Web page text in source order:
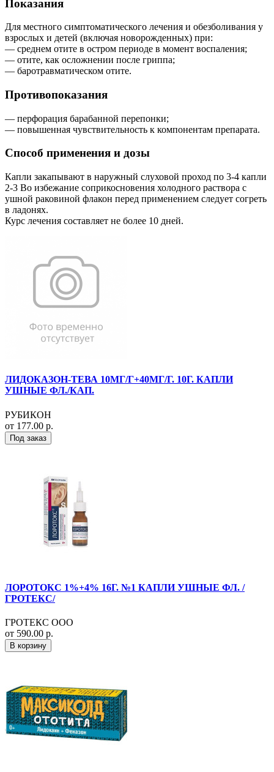
Показания
Для местного симптоматического лечения и обезболивания у
взрослых и детей (включая новорожденных) при:
— среднем отите в остром периоде в момент воспаления;
— отите, как осложнении после гриппа;
— баротравматическом отите.
Противопоказания
— перфорация барабанной перепонки;
— повышенная чувствительность к компонентам препарата.
Способ применения и дозы
Капли закапывают в наружный слуховой проход по 3-4 капли
2-3 Во избежание соприкосновения холодного раствора с
ушной раковиной флакон перед применением следует согреть
в ладонях.
Курс лечения составляет не более 10 дней.
ЛИДОКАЗОН-ТЕВА 10МГ/Г+40МГ/Г. 10Г. КАПЛИ
УШНЫЕ ФЛ./КАП.
РУБИКОН
от 177.00 р.
Под заказ
ЛОРОТОКС 1%+4% 16Г. №1 КАПЛИ УШНЫЕ ФЛ. /
ГРОТЕКС/
ГРОТЕКС ООО
от 590.00 р.
В корзину